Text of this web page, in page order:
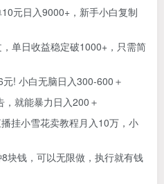
元日入9000+，新手小白复制
单日收益稳定破1000+，只需简
! 小白无脑日入300-600＋
，就能暴力日入200＋
挂小雪花卖教程月入10万，小
块钱，可以无限做，执行就有钱